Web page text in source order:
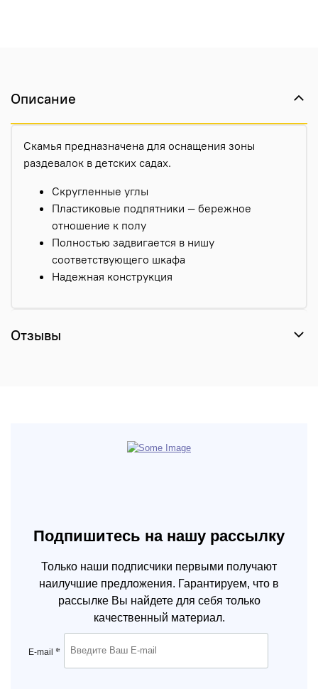
Описание
Скамья предназначена для оснащения зоны
раздевалок в детских садах.
Скругленные углы
Пластиковые подпятники — бережное
отношение к полу
Полностью задвигается в нишу
соответствующего шкафа
Надежная конструкция
Отзывы
Подпишитесь на нашу рассылку
Только наши подписчики первыми получают
наилучшие предложения. Гарантируем, что в
рассылке Вы найдете для себя только
качественный материал.
E-mail *